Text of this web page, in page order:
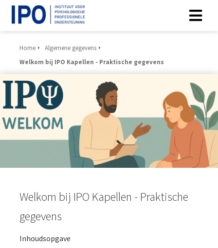
Home
Algemene gegevens
Welkom bij IPO Kapellen - Praktische gegevens
Welkom bij IPO Kapellen - Praktische
gegevens
Inhoudsopgave